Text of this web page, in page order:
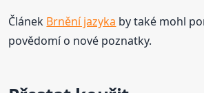
Článek Brnění jazyka by také mohl
povědomí o nové poznatky.